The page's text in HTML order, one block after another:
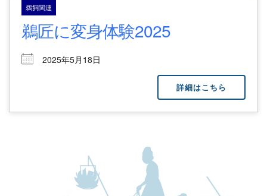
鵜飼関連
鵜匠に変身体験2025
2025年5月18日
詳細はこちら